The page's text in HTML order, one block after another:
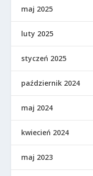
maj 2025
luty 2025
styczeń 2025
październik 2024
maj 2024
kwiecień 2024
maj 2023